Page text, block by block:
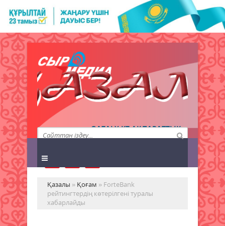
QAZALY.KZ АҚПАРАТТЫҚ
АГЕНТТІГІ
Қазалы » Қоғам » ForteBank
рейтингтердің көтерілгені туралы
хабарлайды